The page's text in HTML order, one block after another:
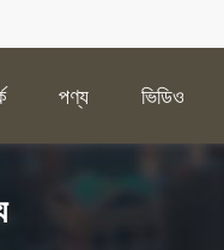
পণ্য ভিডিও